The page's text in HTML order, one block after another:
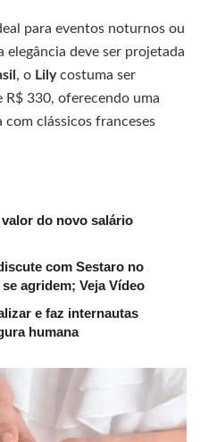
para eventos noturnos ou
elegância deve ser projetada
, o Lilycostuma ser
R$ 330, oferecendo uma
clássicos franceses
do novo salário
com Sestaro no
agridem; Veja Vídeo
e faz internautas
humana